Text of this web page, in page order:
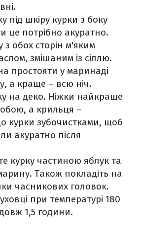
під шкіру курки з боку
це потрібно акуратно.
з обох сторін м'яким
змішаним із сіллю.
простояти у маринаді
а краще – всю ніч.
на деко. Ніжки найкраще
а крильця –
курки зубочистками, щоб
акуратно після
курку частиною яблук та
Також покладіть на
часникових головок.
при температурі 180
1,5 години.